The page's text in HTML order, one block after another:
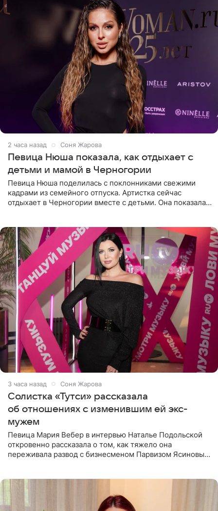
2 часа назад Соня Жарова
Певица Нюша показала, как отдыхает с
детьми и мамой в Черногории
Певица Нюша поделилась с поклонниками свежими
кадрами из семейного отпуска. Артистка сейчас
отдыхает в Черногории вместе с детьми. Она показала,
3 часа назад Соня Жарова
Солистка «Тутси» рассказала
об отношениях с изменившим ей экс-
мужем
Певица Мария Вебер в интервью Наталье Подольской
откровенно рассказала о том, как тяжело она
переживала развод с бизнесменом Парвизом Ясиновым.